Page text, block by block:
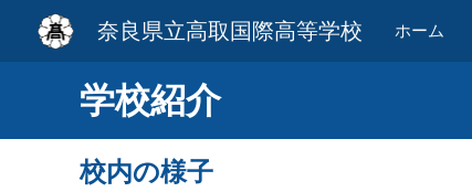
奈良県立高取国際高等学校 ホーム
学校紹介
校内の様子